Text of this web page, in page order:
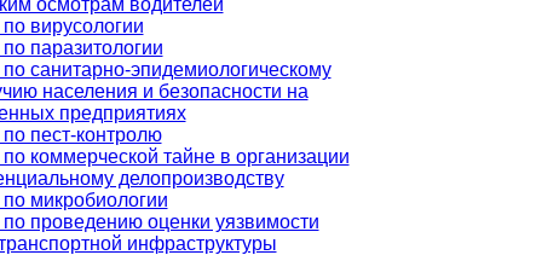
вирусологии
паразитологии
санитарно-эпидемиологическому
населения и безопасности на
предприятиях
пест-контролю
коммерческой тайне в организации
делопроизводству
микробиологии
проведению оценки уязвимости
инфраструктуры